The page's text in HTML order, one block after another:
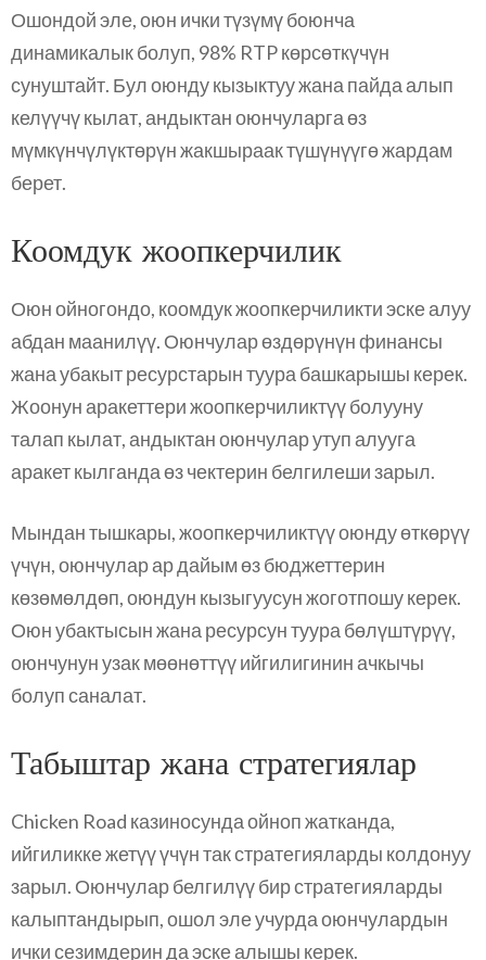
Ошондой эле, оюн ички түзүмү боюнча
динамикалык болуп, 98% RTP көрсөткүчүн
сунуштайт. Бул оюнду кызыктуу жана пайда алып
келүүчү кылат, андыктан оюнчуларга өз
мүмкүнчүлүктөрүн жакшыраак түшүнүүгө жардам
берет.
Коомдук жоопкерчилик
Оюн ойногондо, коомдук жоопкерчиликти эске алуу
абдан маанилүү. Оюнчулар өздөрүнүн финансы
жана убакыт ресурстарын туура башкарышы керек.
Жоонун аракеттери жоопкерчиликтүү болууну
талап кылат, андыктан оюнчулар утуп алууга
аракет кылганда өз чектерин белгилеши зарыл.
Мындан тышкары, жоопкерчиликтүү оюнду өткөрүү
үчүн, оюнчулар ар дайым өз бюджеттерин
көзөмөлдөп, оюндун кызыгуусун жоготпошу керек.
Оюн убактысын жана ресурсун туура бөлүштүрүү,
оюнчунун узак мөөнөттүү ийгилигинин ачкычы
болуп саналат.
Табыштар жана стратегиялар
Chicken Road казиносунда ойноп жатканда,
ийгиликке жетүү үчүн так стратегияларды колдонуу
зарыл. Оюнчулар белгилүү бир стратегияларды
калыптандырып, ошол эле учурда оюнчулардын
ички сезимдерин да эске алышы керек.